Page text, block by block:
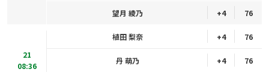
望月 綾乃 +4 76
21
08:36
植田 梨奈 +4 76
丹 萌乃 +4 76